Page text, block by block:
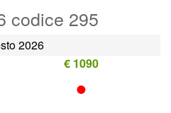
codice 295
2026
€ 1090
•